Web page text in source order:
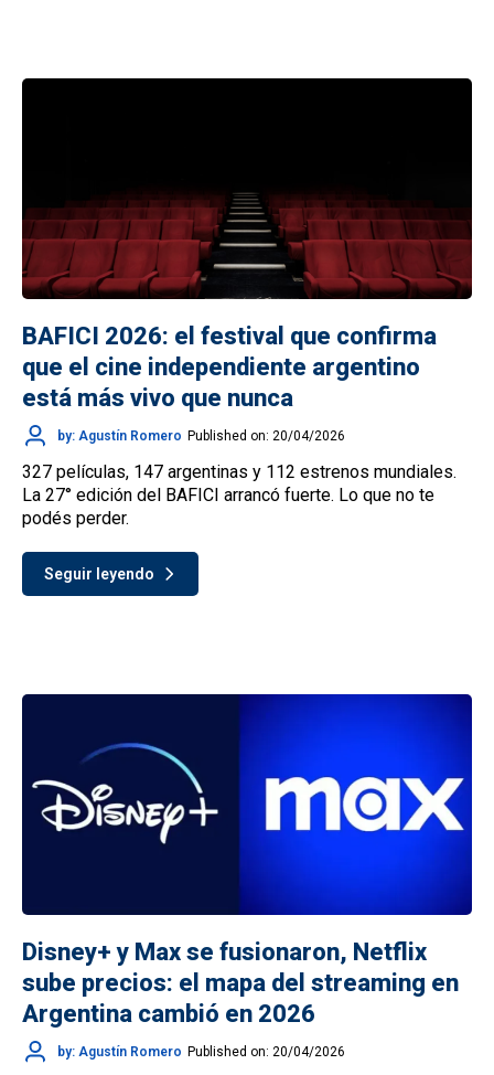
BAFICI 2026: el festival que confirma
que el cine independiente argentino
está más vivo que nunca
by: Agustín Romero Published on: 20/04/2026
327 películas, 147 argentinas y 112 estrenos mundiales.
La 27° edición del BAFICI arrancó fuerte. Lo que no te
podés perder.
Seguir leyendo
Disney+ y Max se fusionaron, Netflix
sube precios: el mapa del streaming en
Argentina cambió en 2026
by: Agustín Romero Published on: 20/04/2026